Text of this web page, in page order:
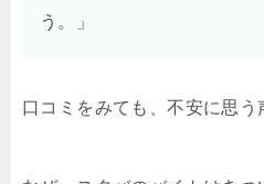
う。」
口コミをみても、不安に思う